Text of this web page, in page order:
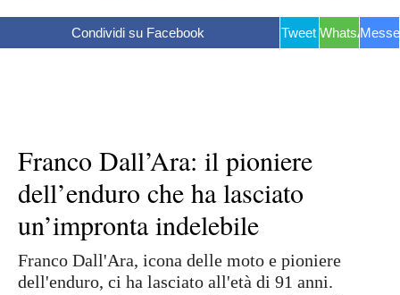
Condividi su Facebook Tweet WhatsApp
Franco Dall’Ara: il pioniere
dell’enduro che ha lasciato
un’impronta indelebile
Franco Dall'Ara, icona delle moto e pioniere
dell'enduro, ci ha lasciato all'età di 91 anni.